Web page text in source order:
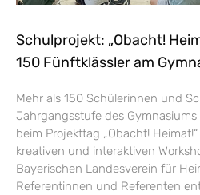
Schulprojekt: „Obacht!
150 Fünftklässler am
Mehr als 150 Schülerinnen und
Jahrgangsstufe des Gymnasiums
beim Projekttag „Obacht!
kreativen und interaktiven
Bayerischen Landesverein für
Referentinnen und Referenten